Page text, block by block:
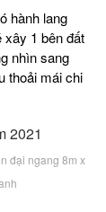
hành lang
xây 1 bên đất
nhìn sang
thoải mái chi
đại ngang 8m x